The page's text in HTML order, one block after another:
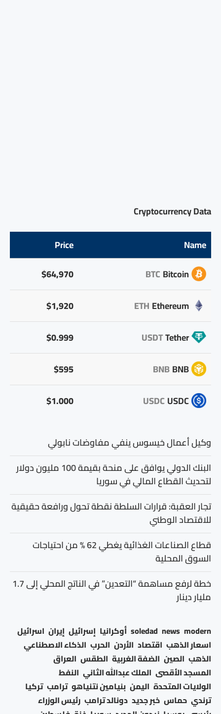
Cryptocurrency Data
Name
Price
Bitcoin
BTC
$64,970
Ethereum
ETH
$1,920
Tether
USDT
$0.999
BNB
BNB
$595
USDC
USDC
$1.000
وكيل أعمال خيسوس ينفي مفاوضات نابولي
البنك الدولي يوافق على منحة بقيمة 100 مليون دولار
لتحديث القطاع المالي في سوريا
تجار العقبة: قرارات السلطة نقطة تحول ورافعة حقيقية
للاقتصاد الوطني
قطاع الصناعات الغذائية يغطي 62 % من احتياجات
السوق المحلية
خطة لرفع مساهمة “التعدين” في الناتج المحلي إلى 1.7
مليار دينار
modern
news
soledad أوكرانيا إسرائيل إيران اسرائيل
اسعار الذهب اقتصاد الأردن الحرب الذكاء الاصطناعي
الذهب الصين الضفة الغربية الطقس العراق
المسجد الأقصى الملك عبدالله الثاني النفط
الولايات المتحدة اليمن بنيامين نتنياهو ترامب تركيا
ترندي حماس خبر جديد دونالد ترامب رئيس الوزراء